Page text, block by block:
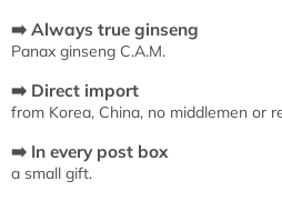
c
➡️ Always true ginseng
Panax ginseng C.A.M.
➡️ Direct import
from Korea, China, no middlemen or
➡️ In every post box
a small gift.